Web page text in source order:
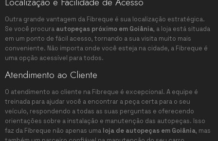
Outra grande vantagem da Fibreque é sua localização estratégica.
Se você procura autopeças próximo em Goiânia, a loja está situada
em um ponto de fácil acesso, tornando a sua visita muito mais
conveniente. Não importa onde você esteja na cidade, a Fibreque é
uma opção acessível para todos.
Atendimento ao Cliente
O atendimento ao cliente na Fibreque é excepcional. A equipe é
treinada para ajudar você a encontrar a peça certa para o seu
veículo, respondendo a todas as suas perguntas e oferecendo
orientações sobre a instalação e manutenção das autopeças. Isso
faz da Fibreque não apenas uma loja de autopeças em Goiânia, mas